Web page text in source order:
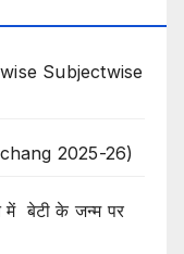
Subjectwise
2025-26)
में बेटी के जन्म पर